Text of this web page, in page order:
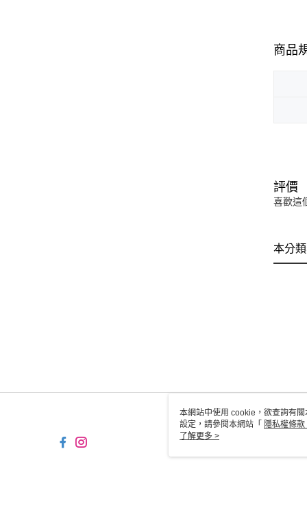
商品
評價
喜歡這
本分
本網站中使用 cookie，欲查詢有
設定，請參閱本網站「 隱私權條款
使用 cookie。
了解更多 >